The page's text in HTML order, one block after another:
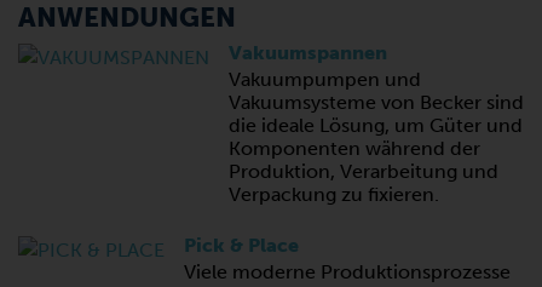
ANWENDUNGEN
Vakuumspannen
Vakuumpumpen und
Vakuumsysteme von Becker sind
die ideale Lösung, um Güter und
Komponenten während der
Produktion, Verarbeitung und
Verpackung zu fixieren.
Pick & Place
Viele moderne Produktionsprozesse